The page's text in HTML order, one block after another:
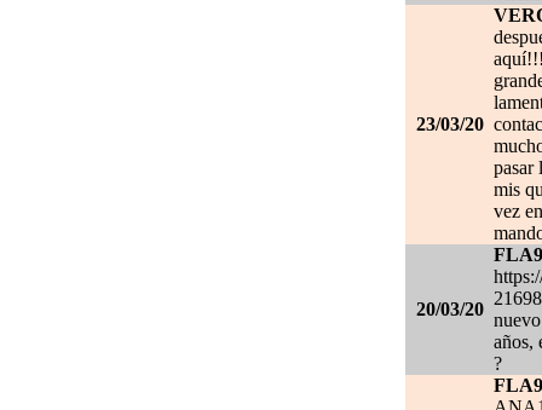
23/03/20
pasar
mis
vez
20/03/20
años,
?